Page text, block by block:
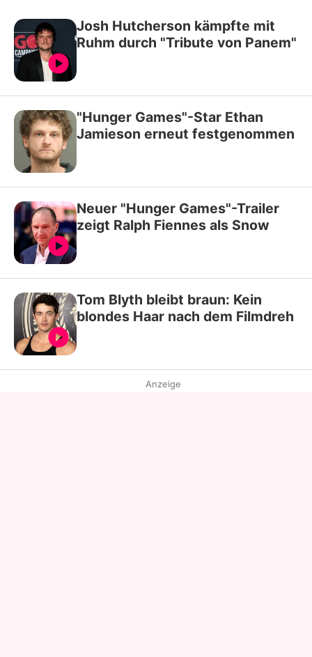
Josh Hutcherson kämpfte mit
Ruhm durch "Tribute von Panem"
"Hunger Games"-Star Ethan
Jamieson erneut festgenommen
Neuer "Hunger Games"-Trailer
zeigt Ralph Fiennes als Snow
Tom Blyth bleibt braun: Kein
blondes Haar nach dem Filmdreh
Anzeige